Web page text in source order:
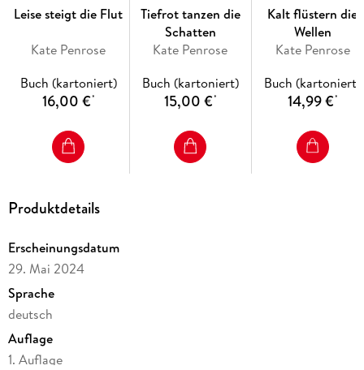
Leise steigt die Flut
Kate Penrose
Buch (kartoniert)
16,00 €*
Tiefrot tanzen die
Schatten
Kate Penrose
Buch (kartoniert)
15,00 €*
Kalt flüstern die
Wellen
Kate Penrose
Buch (kartoniert)
14,99 €*
Produktdetails
Erscheinungsdatum
29. Mai 2024
Sprache
deutsch
Auflage
1. Auflage